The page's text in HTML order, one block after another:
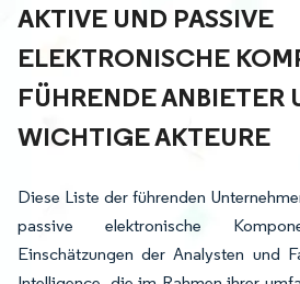
AKTIVE UND PASSIVE
ELEKTRONISCHE
FÜHRENDE ANBIETER
WICHTIGE AKTEURE
Diese Liste der führenden
passive elektronische
Einschätzungen der Analysten und